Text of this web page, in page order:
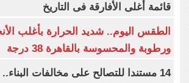
قائمة أغلى الأفارقة فى التاريخ
الطقس اليوم.. شديد الحرارة بأغلب
ورطوبة والمحسوسة بالقاهرة 38 درجة
14 مستندا للتصالح على مخالفات